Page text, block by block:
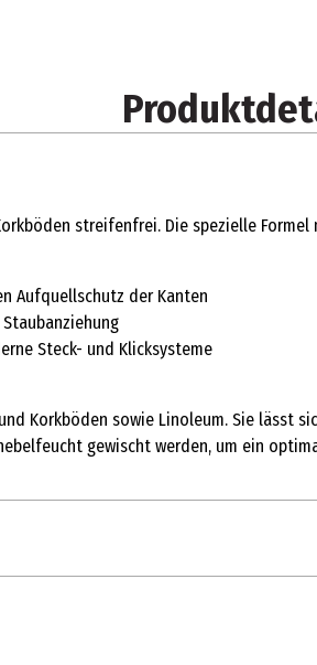
streifenfrei. Die spezielle
Aufquellschutz der Kanten
Steck- und Klicksysteme
Korkböden sowie Linoleum. Sie lässt
gewischt werden, um ein